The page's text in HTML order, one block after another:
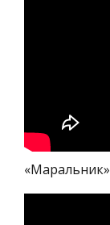
«Маральник»